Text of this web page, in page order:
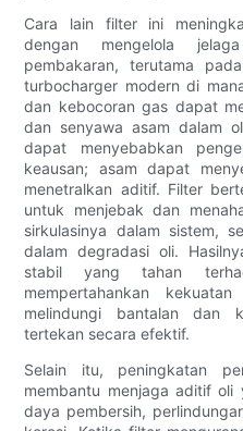
Cara lain filter ini
dengan mengelola
pembakaran, terutama
turbocharger modern di
dan kebocoran gas dapat
dan senyawa asam dalam
dapat menyebabkan
keausan; asam dapat
menetralkan aditif. Filter
untuk menjebak dan
sirkulasinya dalam sistem,
dalam degradasi oli.
stabil yang tahan
mempertahankan
melindungi bantalan dan
tertekan secara efektif.
Selain itu, peningkatan
membantu menjaga aditif
daya pembersih,